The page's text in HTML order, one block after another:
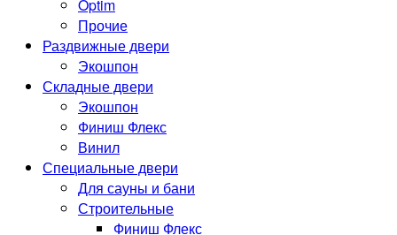
Optim
Прочие
Раздвижные двери
Экошпон
Складные двери
Экошпон
Финиш Флекс
Винил
Специальные двери
Для сауны и бани
Строительные
Финиш Флекс